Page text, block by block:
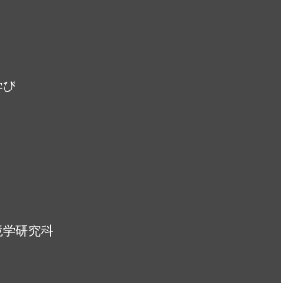
研究科